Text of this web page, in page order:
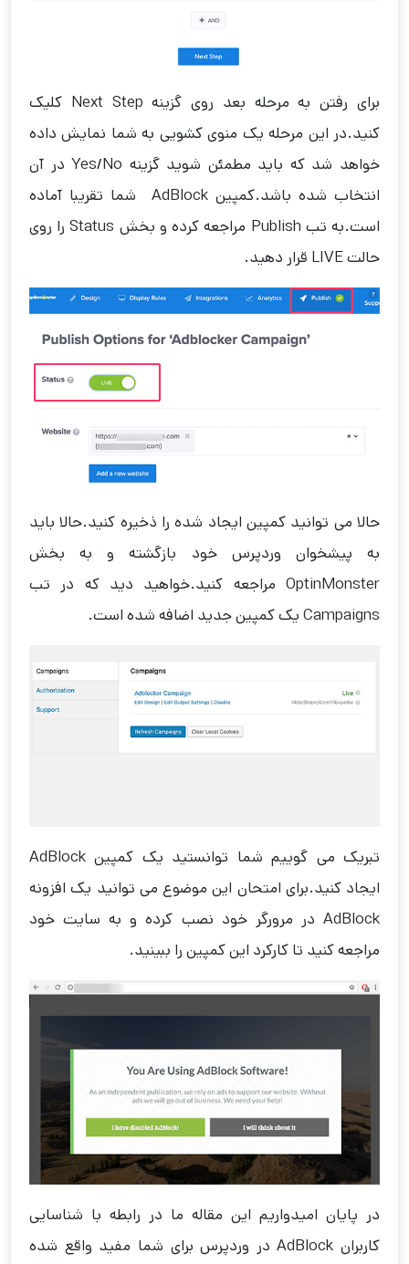
برای رفتن به مرحله بعد روی گزینه Next Step کلیک
کنید.در این مرحله یک منوی کشویی به شما نمایش داده
خواهد شد که باید مطمئن شوید گزینه Yes/No در آن
انتخاب شده باشد.کمپین AdBlock شما تقریبا آماده
است.به تب Publish مراجعه کرده و بخش Status را روی
حالت LIVE قرار دهید.
حالا می توانید کمپین ایجاد شده را ذخیره کنید.حالا باید
به پیشخوان وردپرس خود بازگشته و به بخش
OptinMonster مراجعه کنید.خواهید دید که در تب
Campaigns یک کمپین جدید اضافه شده است.
تبریک می گوییم شما توانستید یک کمپین AdBlock
ایجاد کنید.برای امتحان این موضوع می توانید یک افزونه
AdBlock در مرورگر خود نصب کرده و به سایت خود
مراجعه کنید تا کارکرد این کمپین را ببینید.
در پایان امیدواریم این مقاله ما در رابطه با شناسایی
کاربران AdBlock در وردپرس برای شما مفید واقع شده